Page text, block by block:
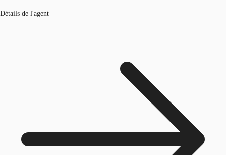
Détails de l'agent